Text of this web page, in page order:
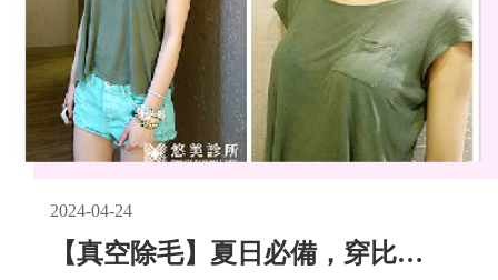
2024-04-24
【真空除毛】夏日必備，穿比基尼也不用怕嚕! 小謝金燕舒子晨NIKITA輕鬆除毛記。